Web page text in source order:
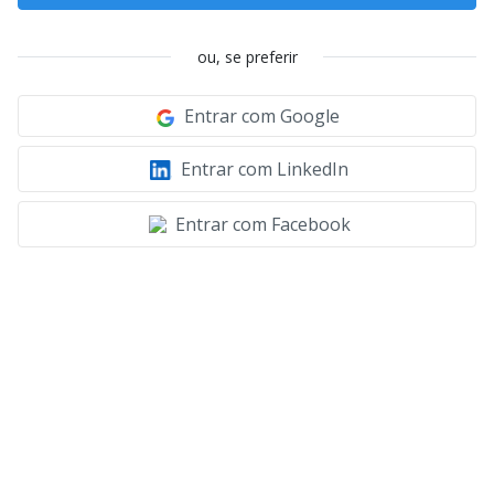
ou, se preferir
Entrar com Google
Entrar com LinkedIn
Entrar com Facebook